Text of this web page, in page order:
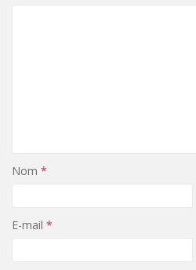
Nom *
E-mail *